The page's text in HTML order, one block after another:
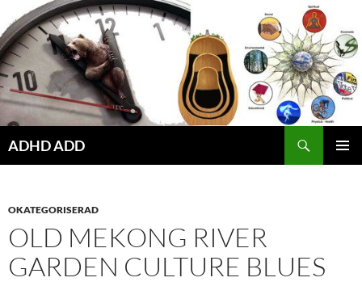
Hoppa
till
innehåll
ADHD ADD
OKATEGORISERAD
OLD MEKONG RIVER
GARDEN CULTURE BLUES